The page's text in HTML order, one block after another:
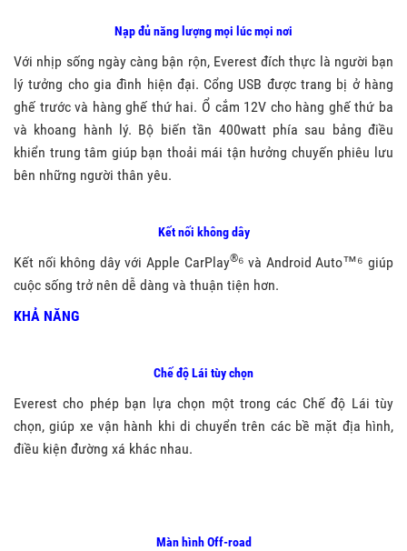
Nạp đủ năng lượng mọi lúc mọi nơi
Với nhịp sống ngày càng bận rộn, Everest đích thực là người bạn
lý tưởng cho gia đình hiện đại. Cổng USB được trang bị ở hàng
ghế trước và hàng ghế thứ hai. Ổ cắm 12V cho hàng ghế thứ ba
và khoang hành lý. Bộ biến tần 400watt phía sau bảng điều
khiển trung tâm giúp bạn thoải mái tận hưởng chuyến phiêu lưu
bên những người thân yêu.
Kết nối không dây
Kết nối không dây với Apple CarPlay®⁶ và Android Auto™⁶ giúp
cuộc sống trở nên dễ dàng và thuận tiện hơn.
KHẢ NĂNG
Chế độ Lái tùy chọn
Everest cho phép bạn lựa chọn một trong các Chế độ Lái tùy
chọn, giúp xe vận hành khi di chuyển trên các bề mặt địa hình,
điều kiện đường xá khác nhau.
Màn hìnhOff-road